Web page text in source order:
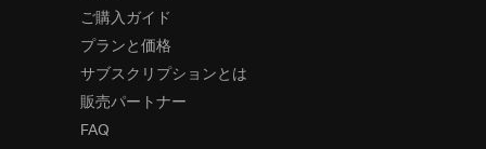
ご購入ガイド
プランと価格
サブスクリプションとは
販売パートナー
FAQ